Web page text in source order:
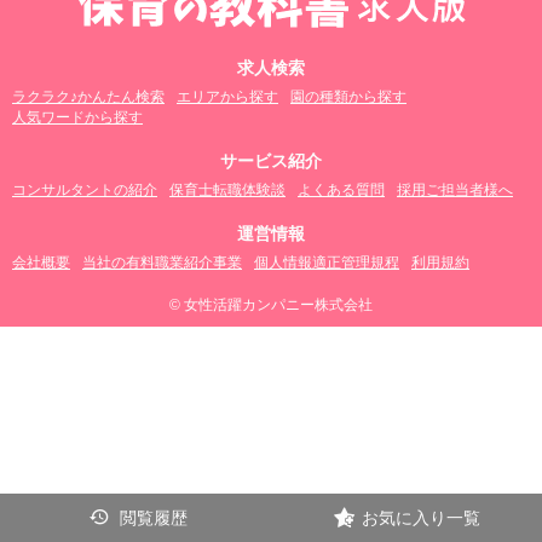
求人検索
ラクラク♪かんたん検索 エリアから探す
園の種類から探す
人気ワードから探す
サービス紹介
コンサルタントの紹介 保育士転職体験談 よくある質問 採用ご担当者様へ
運営情報
会社概要 当社の有料職業紹介事業 個人情報適正管理規程 利用規約
© 女性活躍カンパニー株式会社
閲覧履歴 お気に入り一覧